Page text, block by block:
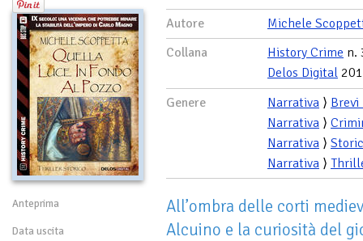
Anteprima
Data uscita
Autore
Michele
Collana
History Crime n.
Delos Digital
Genere
Narrativa ⟩ Brevi
Narrativa ⟩
Narrativa ⟩
Narrativa ⟩
All’ombra delle corti
Alcuino e la curiosità del